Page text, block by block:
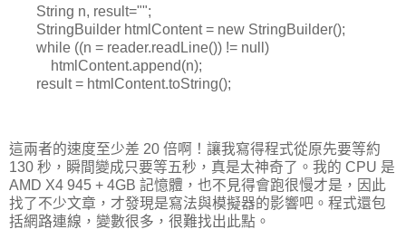
String n, result="";
StringBuilder htmlContent = new StringBuilder();
while ((n = reader.readLine()) != null)
htmlContent.append(n);
result = htmlContent.toString();
這兩者的速度至少差 20 倍啊！讓我寫得程式從原先要等約
130 秒，瞬間變成只要等五秒，真是太神奇了。我的 CPU 是
AMD X4 945 + 4GB 記憶體，也不見得會跑很慢才是，因此
找了不少文章，才發現是寫法與模擬器的影響吧。程式還包
括網路連線，變數很多，很難找出此點。